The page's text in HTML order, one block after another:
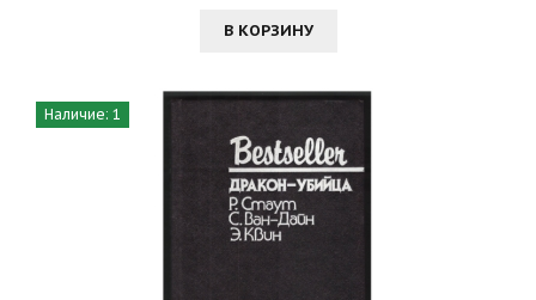
В КОРЗИНУ
Наличие: 1